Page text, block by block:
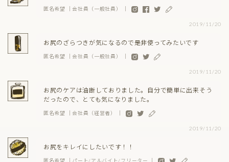
匿名希望 ｜会社員（一般社員） ｜
2019/11/20
お尻のざらつきが気になるので是非使ってみたいです
匿名希望 ｜会社員（一般社員） ｜
2019/11/20
お尻のケアは油断しておりました。自分で簡単に出来そう
だったので、とても気になりました。
匿名希望 ｜会社員（経営者） ｜
2019/11/20
お尻をキレイにしたいです！！
匿名希望 ｜パート/アルバイト/フリーター ｜